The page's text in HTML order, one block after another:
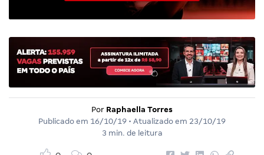
Por Raphaella Torres
Publicado em 16/10/19 • Atualizado em 23/10/19
3 min. de leitura